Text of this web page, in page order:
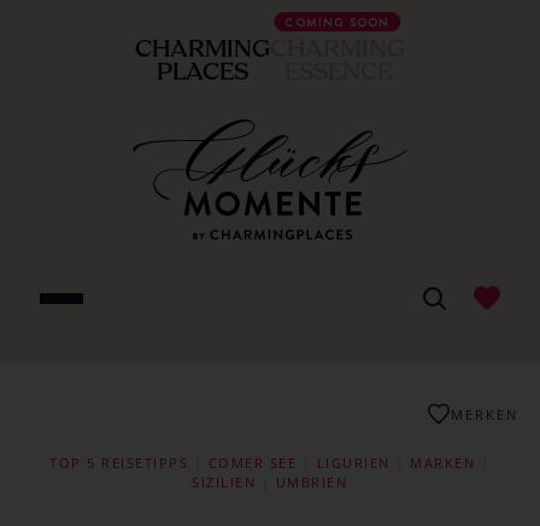
CHARMING
PLACES
COMING SOON
TOP 5 REISETIPPS COMER SEE LIGURIEN MARKEN
SIZILIEN
UMBRIEN
MERKEN